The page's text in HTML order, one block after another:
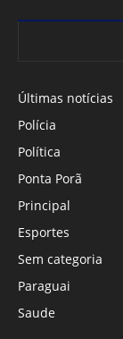
Últimas notícias
Polícia
Política
Ponta Porã
Principal
Esportes
Sem categoria
Paraguai
Saude